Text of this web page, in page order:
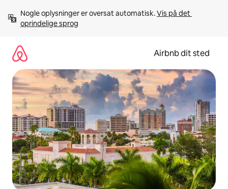
videre
Nogle oplysninger er oversat automatisk. Vis på det
oprindelige sprog
Airbnb dit sted